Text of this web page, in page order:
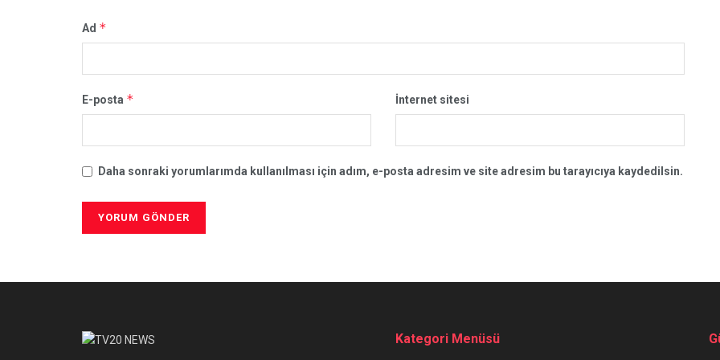
Ad *
E-posta * İnternet sitesi
Daha sonraki yorumlarımda kullanılması için adım, e-posta adresim ve site adresim bu tarayıcıya kaydedilsin.
Kategori Menüsü